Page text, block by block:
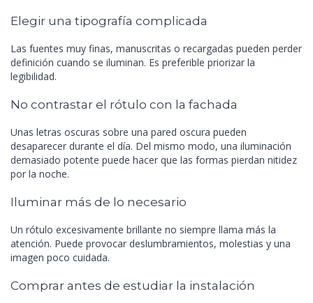
Elegir una tipografía complicada
Las fuentes muy finas, manuscritas o recargadas pueden perder
definición cuando se iluminan. Es preferible priorizar la
legibilidad.
No contrastar el rótulo con la fachada
Unas letras oscuras sobre una pared oscura pueden
desaparecer durante el día. Del mismo modo, una iluminación
demasiado potente puede hacer que las formas pierdan nitidez
por la noche.
Iluminar más de lo necesario
Un rótulo excesivamente brillante no siempre llama más la
atención. Puede provocar deslumbramientos, molestias y una
imagen poco cuidada.
Comprar antes de estudiar la instalación